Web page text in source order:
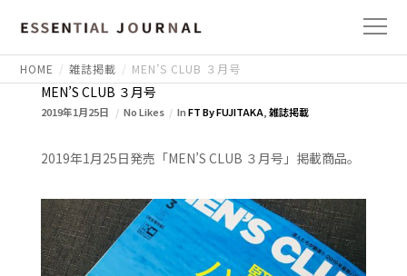
HOME 雑誌掲載 MEN’S CLUB ３月号
MEN’S CLUB ３月号
2019年1月25日 No Likes InFT By FUJITAKA, 雑誌掲載
2019年1月25日発売「MEN’S CLUB ３月号」掲載商品。